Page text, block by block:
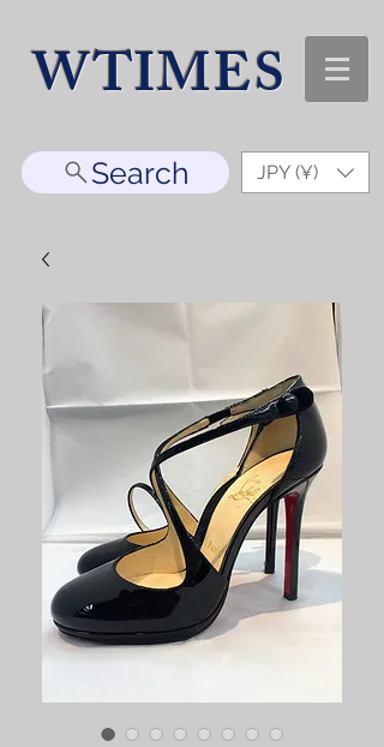
WTIMES
Search JPY (¥)